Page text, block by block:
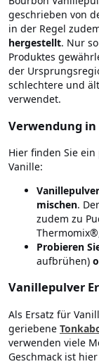
geschrieben von
in der Regel
hergestellt. Nur
Produktes
der
schlechtere und
verwendet.
Verwendung in
Hier finden Sie
Vanille:
mischen.
zudem zu
Probieren
aufbrühen)
Vanillepulver
Als Ersatz für
geriebene
verwenden viele
Geschmack ist